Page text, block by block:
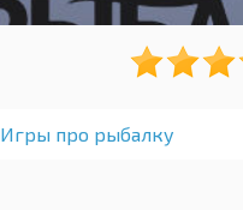
Игры про рыбалку